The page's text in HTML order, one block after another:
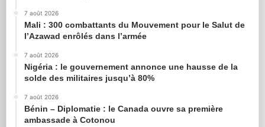
7 août 2026
Mali : 300 combattants du Mouvement pour le Salut de
l’Azawad enrôlés dans l’armée
7 août 2026
Nigéria : le gouvernement annonce une hausse de la
solde des militaires jusqu’à 80%
7 août 2026
Bénin – Diplomatie : le Canada ouvre sa première
ambassade à Cotonou